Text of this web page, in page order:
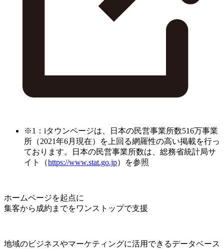
※1：iタウンページは、日本の民営事業所数516万事業
所（2021年6月現在）を上回る網羅性の高い掲載を行っ
ております。日本の民営事業所数は、総務省統計局サ
イト（https://www.stat.go.jp）を参照
ホームページを起点に
集客から成約までをワンストップで支援
地域のビジネスやマーケティングに活用できるデータベース